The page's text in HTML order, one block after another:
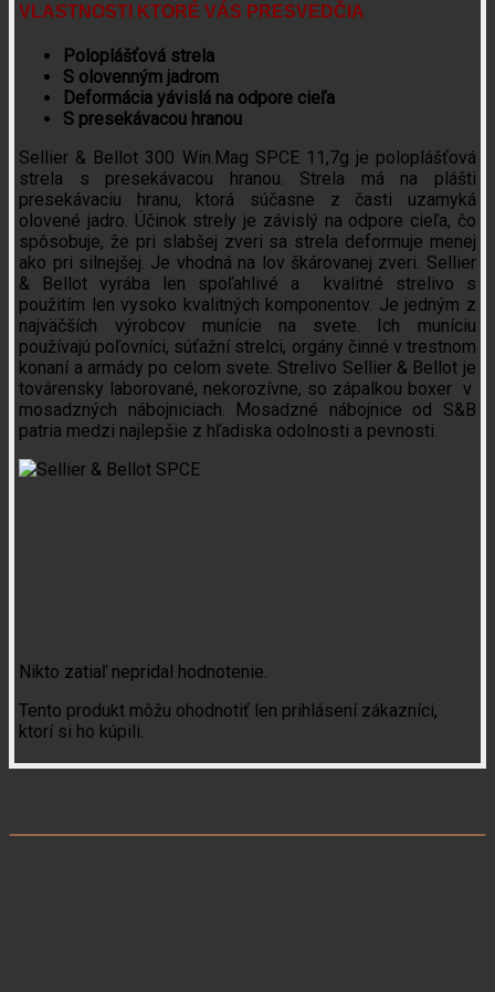
VLASTNOSTI KTORÉ VÁS PRESVEDČIA
Poloplášťová strela
S olovenným jadrom
Deformácia yávislá na odpore cieľa
S presekávacou hranou
Sellier & Bellot 300 Win.Mag SPCE 11,7g je poloplášťová
strela s presekávacou hranou. Strela má na plášti
presekávaciu hranu, ktorá súčasne z časti uzamyká
olovené jadro. Účinok strely je závislý na odpore cieľa, čo
spôsobuje, že pri slabšej zveri sa strela deformuje menej
ako pri silnejšej. Je vhodná na lov škárovanej zveri. Sellier
& Bellot vyrába len spoľahlivé a kvalitné strelivo s
použitím len vysoko kvalitných komponentov. Je jedným z
najväčších výrobcov munície na svete. Ich muníciu
používajú poľovníci, súťažní strelci, orgány činné v trestnom
konaní a armády po celom svete. Strelivo Sellier & Bellot je
továrensky laborované, nekorozívne, so zápalkou boxer v
mosadzných nábojniciach. Mosadzné nábojnice od S&B
patria medzi najlepšie z hľadiska odolnosti a pevnosti.
Nikto zatiaľ nepridal hodnotenie.
Tento produkt môžu ohodnotiť len prihlásení zákazníci,
ktorí si ho kúpili.